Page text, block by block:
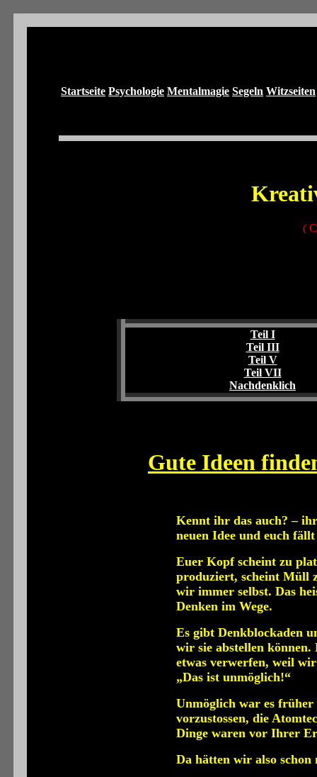
Startseite Psychologie Mentalmagie Segeln Witzseiten
(
Teil I
Teil III
Teil V
Teil VII
Nachdenklich
Gute Ideen
Kennt ihr das auch? –
neuen Idee und euch
Euer Kopf scheint zu
produziert, scheint Müll
wir immer selbst. Das
Denken im Wege.
Es gibt Denkblockaden
wir sie abstellen
etwas verwerfen, weil
„Das ist unmöglich!“
Unmöglich war es
vorzustossen, die
Dinge waren vor Ihrer
Da hätten wir also schon